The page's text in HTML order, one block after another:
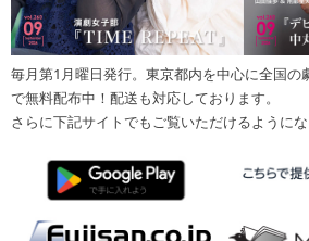
毎月第1月曜日発行。東京都内を中心に全国の
で無料配布中！配送も対応しております。
さらに下記サイトでもご覧いただけるようにな